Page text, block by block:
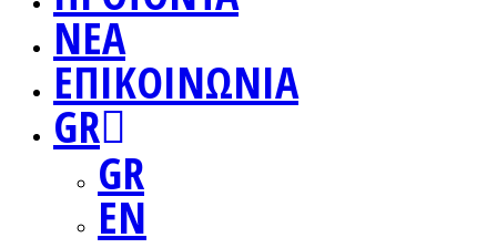
ΝΕΑ
ΕΠΙΚΟΙΝΩΝΙΑ
GR
GR
EN